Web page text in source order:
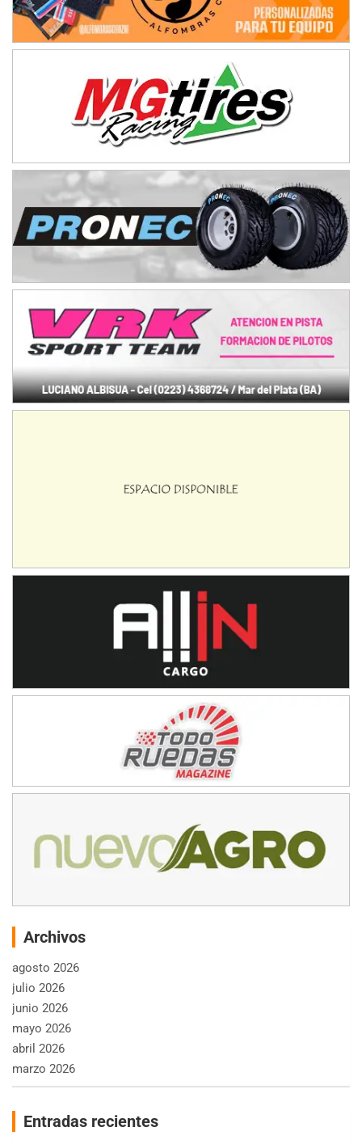
Archivos
agosto 2026
julio 2026
junio 2026
mayo 2026
abril 2026
marzo 2026
Entradas recientes